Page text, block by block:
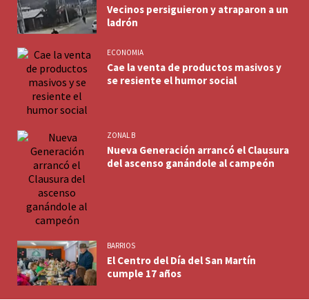
Vecinos persiguieron y atraparon a un
ladrón
ECONOMIA
Cae la venta de productos masivos y
se resiente el humor social
ZONAL B
Nueva Generación arrancó el Clausura
del ascenso ganándole al campeón
BARRIOS
El Centro del Día del San Martín
cumple 17 años